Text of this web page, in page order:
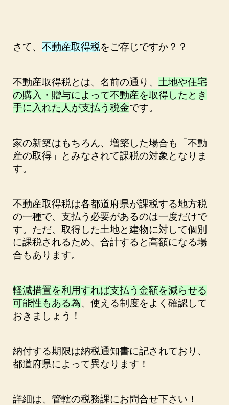
さて、 不動産取得税をご存じですか？？
不動産取得税とは、名前の通り、 土地や住宅
の購入・贈与によって不動産を取得したとき
手に入れた人が支払う税金です。
家の新築はもちろん、増築した場合も「不動
産の取得」とみなされて課税の対象となりま
す。
不動産取得税は各都道府県が課税する地方税
の一種で、支払う必要があるのは一度だけで
す。ただ、取得した土地と建物に対して個別
に課税されるため、合計すると高額になる場
合もあります。
軽減措置を利用すれば支払う金額を減らせる
可能性もある為、使える制度をよく確認して
おきましょう！
納付する期限は納税通知書に記されており、
都道府県によって異なります！
詳細は、管轄の税務課にお問合せ下さい！